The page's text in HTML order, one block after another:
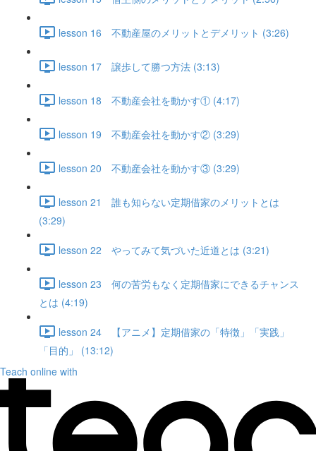
lesson 16 不動産屋のメリットとデメリット (3:26)
lesson 17 譲歩して勝つ方法 (3:13)
lesson 18 不動産会社を動かす① (4:17)
lesson 19 不動産会社を動かす② (3:29)
lesson 20 不動産会社を動かす③ (3:29)
lesson 21 誰も知らない定期借家のメリットとは
(3:29)
lesson 22 やってみて気づいた近道とは (3:21)
lesson 23 何の苦労もなく定期借家にできるチャンス
とは (4:19)
lesson 24 【アニメ】定期借家の「特徴」「実践」
「目的」 (13:12)
Teach online with